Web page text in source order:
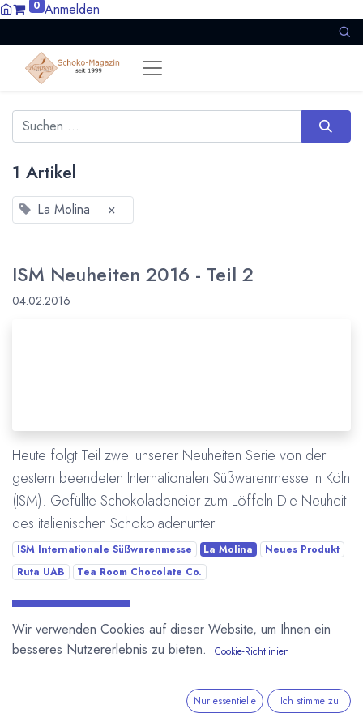
0 Anmelden
1 Artikel
La Molina ×
ISM Neuheiten 2016 - Teil 2
04.02.2016
Heute folgt Teil zwei unserer Neuheiten Serie von der
gestern beendeten Internationalen Süßwarenmesse in Köln
(ISM). Gefüllte Schokoladeneier zum Löffeln Die Neuheit
des italienischen Schokoladenunter...
ISM Internationale Süßwarenmesse La Molina
Neues Produkt
Ruta UAB
Tea Room Chocolate Co.
ÜBER UNS
In unserem Blog berichten wir über die große weite Welt von
Wir verwenden Cookies auf dieser Website, um Ihnen ein
besseres Nutzererlebnis zu bieten.
Cookie-Richtlinien
Nur essentielle Ich stimme zu